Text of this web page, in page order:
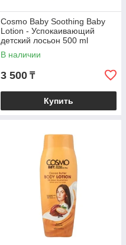
Cosmo Baby Soothing Baby
Lotion - Успокаивающий
детский лосьон 500 ml
В наличии
3 500 ₸
Купить